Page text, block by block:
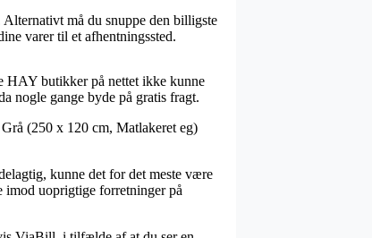
må du snuppe den billigste
varer til et afhentningssted.
HAY butikker på nettet ikke kunne
nogle gange byde på gratis fragt.
(250 x 120 cm, Matlakeret eg)
kunne det for det meste være
imod uoprigtige forretninger på